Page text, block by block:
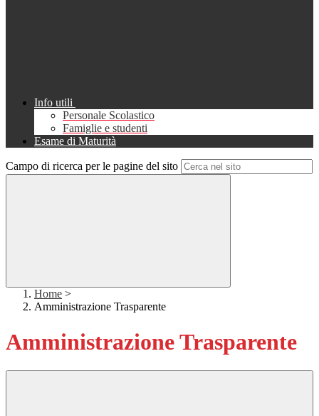
Info utili
Personale Scolastico
Famiglie e studenti
Esame di Maturità
Campo di ricerca per le pagine del sito
Home >
Amministrazione Trasparente
Amministrazione Trasparente